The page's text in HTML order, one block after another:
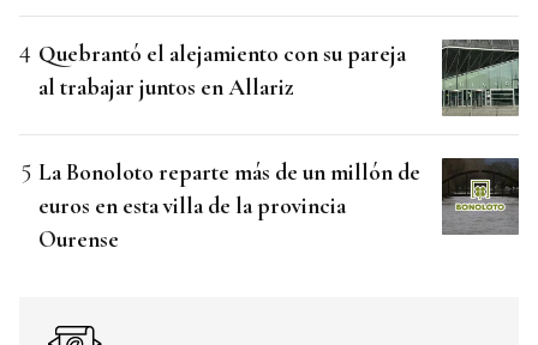
Quebrantó el alejamiento con su pareja
al trabajar juntos en Allariz
La Bonoloto reparte más de un millón de
euros en esta villa de la provincia
Ourense